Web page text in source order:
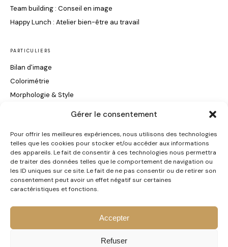
Gérer le consentement
Pour offrir les meilleures expériences, nous utilisons des technologies
telles que les cookies pour stocker et/ou accéder aux informations
des appareils. Le fait de consentir à ces technologies nous permettra
de traiter des données telles que le comportement de navigation ou
les ID uniques sur ce site. Le fait de ne pas consentir ou de retirer son
consentement peut avoir un effet négatif sur certaines
caractéristiques et fonctions.
Accepter
Refuser
Team building : Conseil en image
Happy Lunch : Atelier bien-être au travail
PARTICULIERS
Bilan d'image
Colorimétrie
Morphologie & Style
INFORMATIONS
Certification Qualiopi
Contact